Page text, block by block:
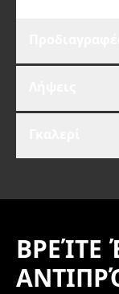
ΒΡΕΊΤΕ